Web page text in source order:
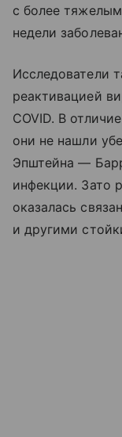
с более
недели
Исследователи
реактивацией
COVID. В
они не нашли
Эпштейна —
инфекции. Зато
оказалась
и другими